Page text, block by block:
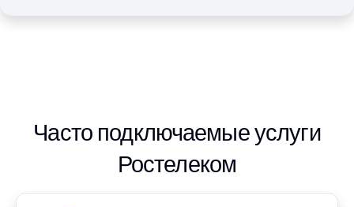
Часто подключаемые услуги
Ростелеком